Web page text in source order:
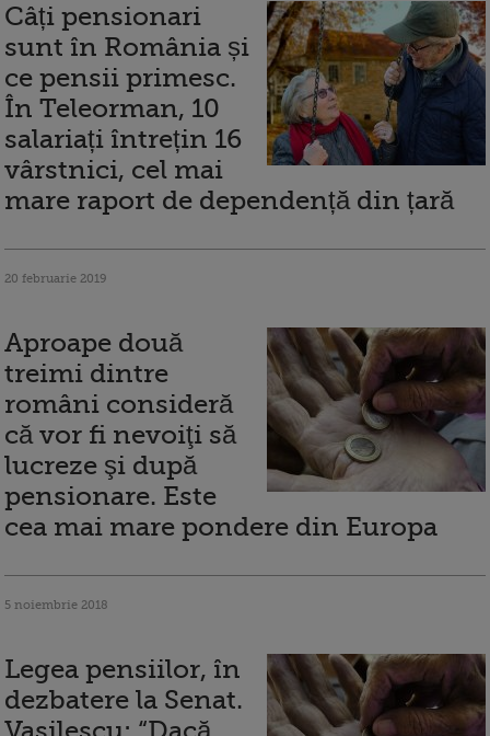
Câți pensionari
sunt în România și
ce pensii primesc.
În Teleorman, 10
salariați întrețin 16
vârstnici, cel mai
mare raport de dependență din țară
20 februarie 2019
Aproape două
treimi dintre
români consideră
că vor fi nevoiţi să
lucreze şi după
pensionare. Este
cea mai mare pondere din Europa
5 noiembrie 2018
Legea pensiilor, în
dezbatere la Senat.